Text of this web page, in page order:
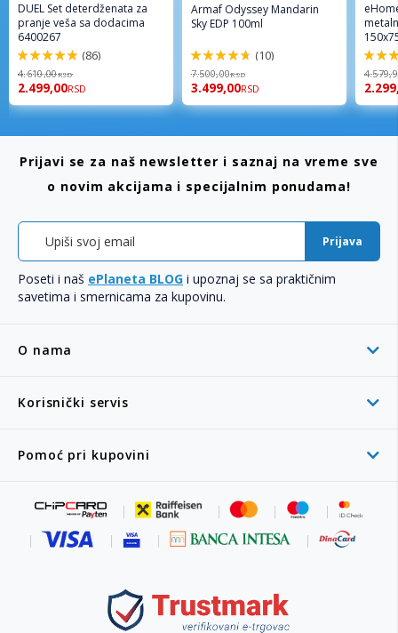
DUEL Set deterdženata za
pranje veša sa dodacima
6400267
98%
(86)
4.610,00RSD
2.499,00RSD
Armaf Odyssey Mandarin
Sky EDP 100ml
94%
(10)
7.500,00RSD
3.499,00RSD
96%
O nama
Korisnički servis
Pomoć pri kupovini
Prijavi se za naš newsletter i saznaj na vreme sve
o novim akcijama i specijalnim ponudama!
Prijava
Poseti i naš ePlaneta BLOG i upoznaj se sa praktičnim
savetima i smernicama za kupovinu.